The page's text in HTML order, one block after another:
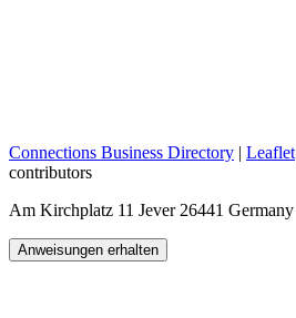
Connections Business Directory | Leaflet
contributors
Am Kirchplatz 11 Jever 26441 Germany
Anweisungen erhalten